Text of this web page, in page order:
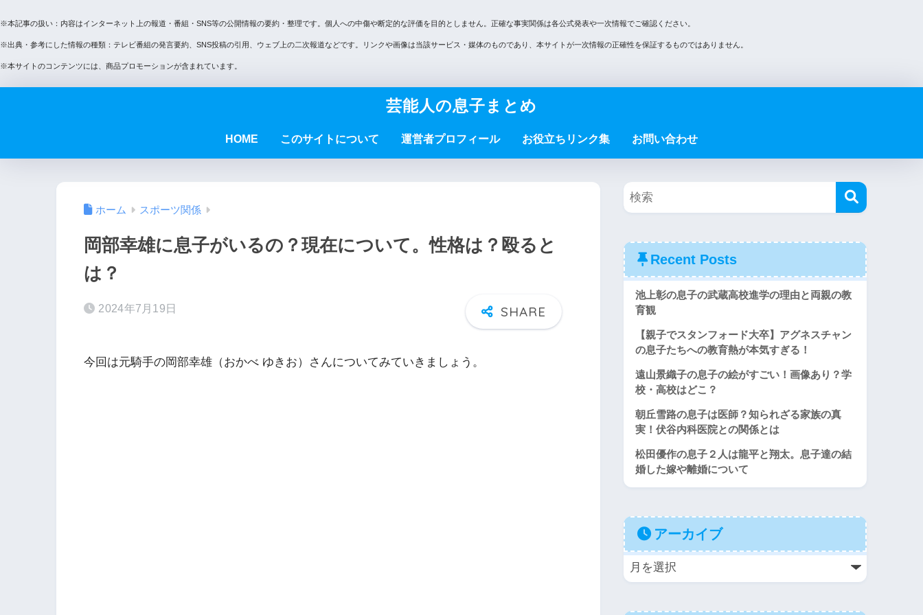
※本記事の扱い：内容はインターネット上の報道・番組・SNS等の公開情報の要約・整理です。個人への中傷や断定的な評価を目的としません。正確な事実関係は各公式発表や一次情報でご確認ください。
※出典・参考にした情報の種類：テレビ番組の発言要約、SNS投稿の引用、ウェブ上の二次報道などです。リンクや画像は当該サービス・媒体のものであり、本サイトが一次情報の正確性を保証するものではありません。
※本サイトのコンテンツには、商品プロモーションが含まれています。
芸能人の息子まとめ
HOME このサイトについて 運営者プロフィール お役立ちリンク集 お問い合わせ
ホーム スポーツ関係
岡部幸雄に息子がいるの？現在について。性格は？殴ると
は？
2024年7月19日
今回は元騎手の岡部幸雄（おかべ ゆきお）さんについてみていきましょう。
Recent Posts
池上彰の息子の武蔵高校進学の理由と両親の教
育観
【親子でスタンフォード大卒】アグネスチャン
の息子たちへの教育熱が本気すぎる！
遠山景織子の息子の絵がすごい！画像あり？学
校・高校はどこ？
朝丘雪路の息子は医師？知られざる家族の真
実！伏谷内科医院との関係とは
松田優作の息子２人は龍平と翔太。息子達の結
婚した嫁や離婚について
アーカイブ